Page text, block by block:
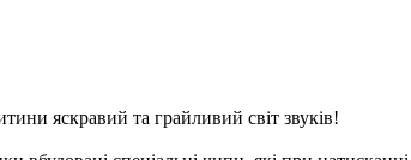
яскравий та грайливий світ звуків!